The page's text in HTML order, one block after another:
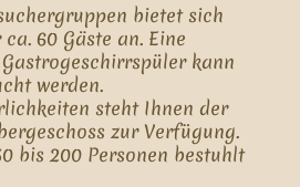
bietet sich
60 Gäste an. Eine
kann
werden.
steht Ihnen der
zur Verfügung.
bis 200 Personen bestuhlt